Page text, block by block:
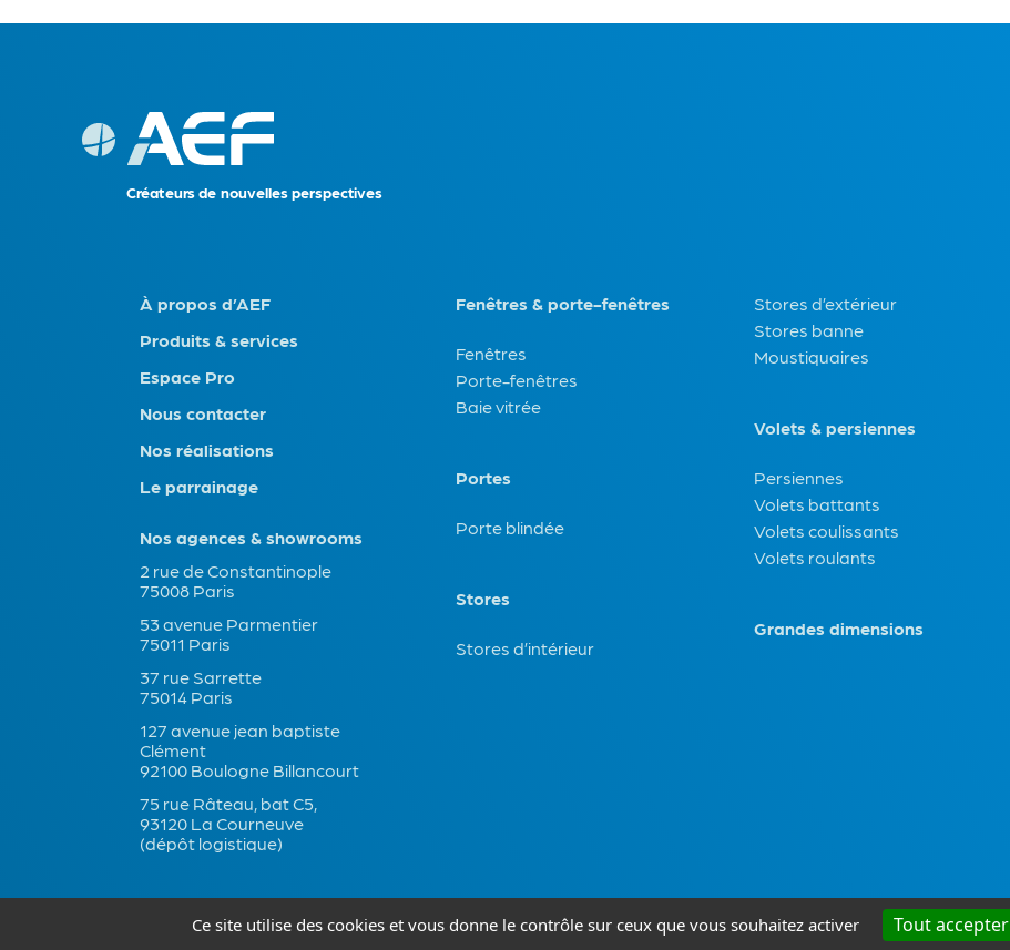
Créateursde nouvelles perspectives
À propos d’AEF
Produits & services
Espace Pro
Nous contacter
Nos réalisations
Le parrainage
Nos agences & showrooms
2 rue de Constantinople
75008 Paris
53 avenue Parmentier
75011 Paris
37 rue Sarrette
75014 Paris
127 avenue jean baptiste
Clément
92100 Boulogne Billancourt
75 rue Râteau, bat C5,
93120 La Courneuve
(dépôt logistique)
Fenêtres & porte-fenêtres
Fenêtres
Porte-fenêtres
Baie vitrée
Portes
Porte blindée
Stores
Stores d’intérieur
Stores d’extérieur
Stores banne
Moustiquaires
Volets & persiennes
Persiennes
Volets battants
Volets coulissants
Volets roulants
Grandes dimensions
Ce site utilise des cookies et vous donne le contrôle sur ceux que vous souhaitez activer Tout accepter